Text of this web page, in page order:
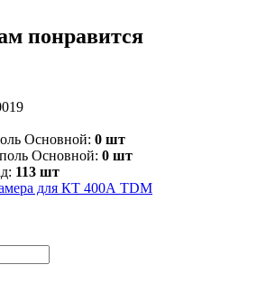
понравится
Основной: 0 шт
Основной: 0 шт
113 шт
для КТ 400А TDM